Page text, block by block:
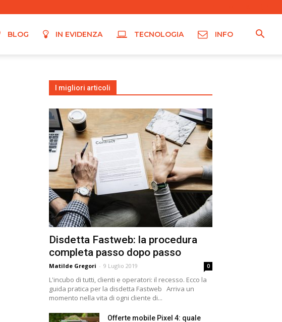
BLOG IN EVIDENZA TECNOLOGIA INFO
I migliori articoli
Disdetta Fastweb: la procedura
completa passo dopo passo
Matilde Gregori - 9 Luglio 2019 0
L'incubo di tutti, clienti e operatori: il recesso. Ecco la
guida pratica per la disdetta Fastweb Arriva un
momento nella vita di ogni cliente di...
Offerte mobile Pixel 4: quale